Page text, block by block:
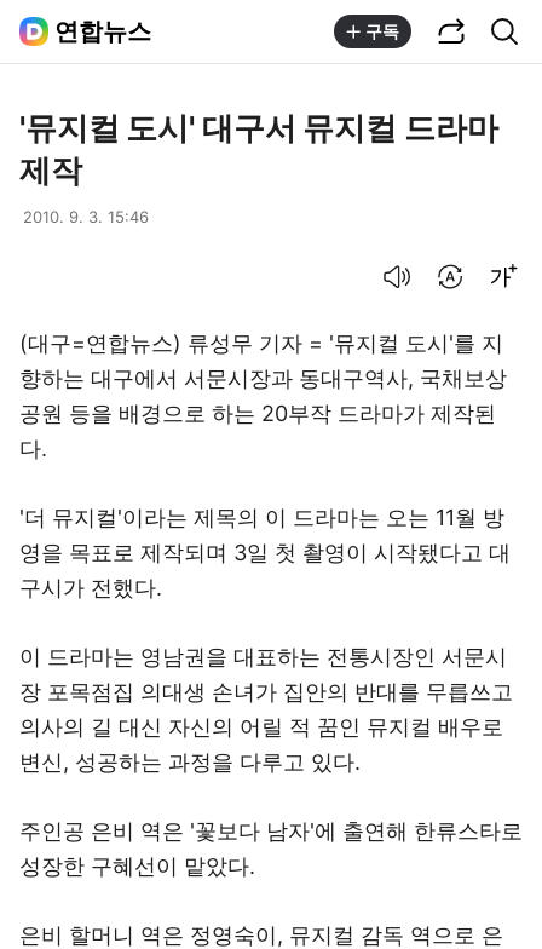
연합뉴스 구독
'뮤지컬 도시' 대구서 뮤지컬 드라마
제작
2010. 9. 3. 15:46
(대구=연합뉴스) 류성무 기자 = '뮤지컬 도시'를 지
향하는 대구에서 서문시장과 동대구역사, 국채보상
공원 등을 배경으로 하는 20부작 드라마가 제작된
다.
'더 뮤지컬'이라는 제목의 이 드라마는 오는 11월 방
영을 목표로 제작되며 3일 첫 촬영이 시작됐다고 대
구시가 전했다.
이 드라마는 영남권을 대표하는 전통시장인 서문시
장 포목점집 의대생 손녀가 집안의 반대를 무릅쓰고
의사의 길 대신 자신의 어릴 적 꿈인 뮤지컬 배우로
변신, 성공하는 과정을 다루고 있다.
주인공 은비 역은 '꽃보다 남자'에 출연해 한류스타로
성장한 구혜선이 맡았다.
은비 할머니 역은 정영숙이, 뮤지컬 감독 역으로 은